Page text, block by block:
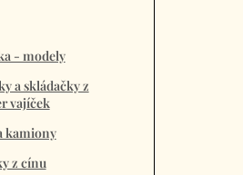
- modely
a skládačky z
vajíček
kamiony
z cínu